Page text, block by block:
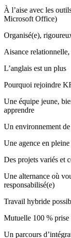
À l’aise avec les
Microsoft Office)
Organisé(e),
Aisance relationnelle,
L’anglais est un plus
Pourquoi rejoindre
Une équipe jeune,
apprendre
Un environnement
Une agence en
Des projets variés et
Une alternance où
responsabilisé(e)
Travail hybride
Mutuelle 100 % prise
Un parcours